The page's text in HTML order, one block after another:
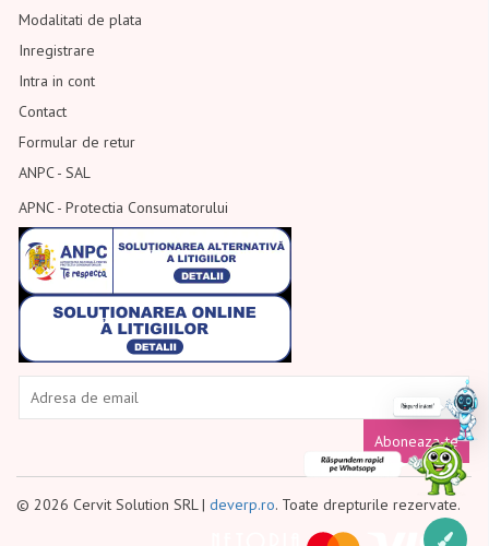
Modalitati de plata
Inregistrare
Intra in cont
Contact
Formular de retur
ANPC - SAL
APNC - Protectia Consumatorului
Aboneaza-te
© 2026 Cervit Solution SRL | deverp.ro. Toate drepturile rezervate.